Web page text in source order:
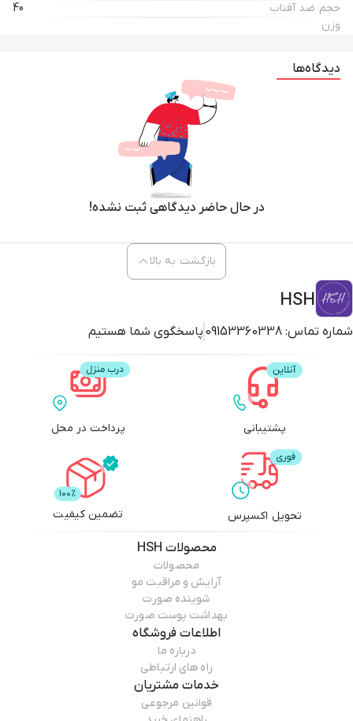
حجم ضد آفتاب
40
وزن
دیدگاه‌ها
در حال حاضر دیدگاهی ثبت نشده!
HSH
شماره تماس: 09153360338 پاسخگوی شما هستیم
بازگشت به بالا
پشتیبانی پرداخت در محل
تحویل اکسپرس تضمین کیفیت
محصولات HSH
محصولات
آرایش و مراقبت مو
شوینده صورت
بهداشت پوست صورت
اطلاعات فروشگاه
درباره ما
راه های ارتباطی
خدمات مشتریان
قوانین مرجوعی